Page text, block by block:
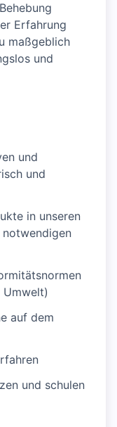
Erfahrung
maßgeblich
und
und
und
in unseren
notwendigen
Umwelt)
auf dem
und schulen